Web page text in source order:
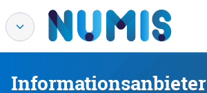
Informationsanbieter